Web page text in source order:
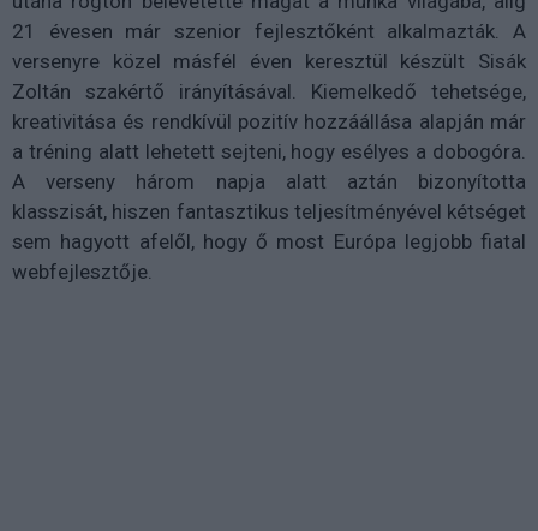
21 évesen már szenior fejlesztőként alkalmazták. A
versenyre közel másfél éven keresztül készült Sisák
Zoltán szakértő irányításával. Kiemelkedő tehetsége,
kreativitása és rendkívül pozitív hozzáállása alapján már
a tréning alatt lehetett sejteni, hogy esélyes a dobogóra.
A verseny három napja alatt aztán bizonyította
klasszisát, hiszen fantasztikus teljesítményével kétséget
sem hagyott afelől, hogy ő most Európa legjobb fiatal
webfejlesztője.